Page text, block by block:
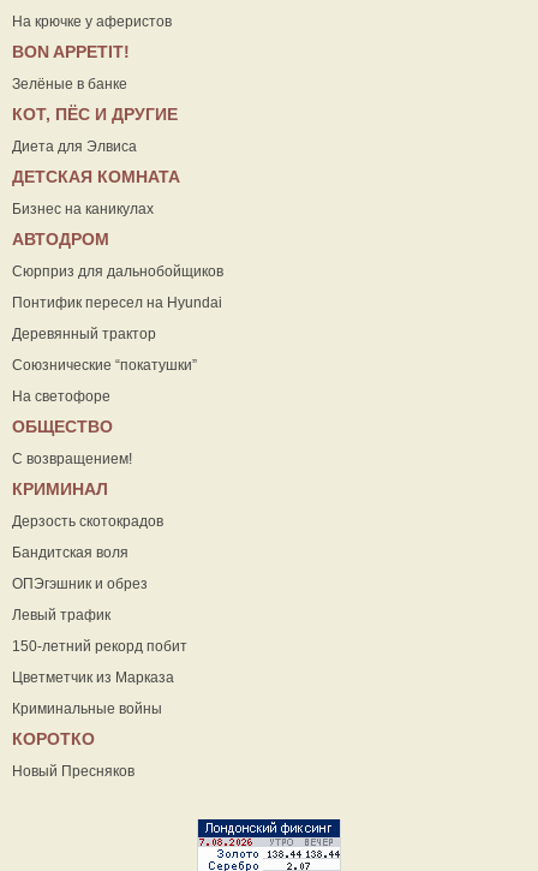
На крючке у аферистов
ВON APPETIT!
Зелёные в банке
КОТ, ПЁС И ДРУГИЕ
Диета для Элвиса
ДЕТСКАЯ КОМНАТА
Бизнес на каникулах
АВТОДРОМ
Сюрприз для дальнобойщиков
Понтифик пересел на Hyundai
Деревянный трактор
Союзнические “покатушки”
На светофоре
ОБЩЕСТВО
С возвращением!
КРИМИНАЛ
Дерзость скотокрадов
Бандитская воля
ОПЭгэшник и обрез
Левый трафик
150-летний рекорд побит
Цветметчик из Марказа
Криминальные войны
КОРОТКО
Новый Пресняков